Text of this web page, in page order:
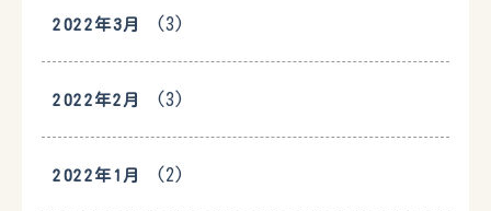
2022年3月 (3)
2022年2月 (3)
2022年1月 (2)